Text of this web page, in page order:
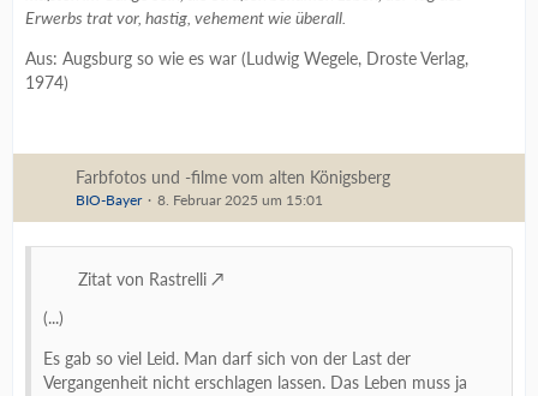
Erwerbs trat vor, hastig, vehement wie überall.
Aus: Augsburg so wie es war (Ludwig Wegele, Droste Verlag,
1974)
Farbfotos und -filme vom alten Königsberg
BIO-Bayer 8. Februar 2025 um 15:01
Zitat von Rastrelli
(...)
Es gab so viel Leid. Man darf sich von der Last der
Vergangenheit nicht erschlagen lassen. Das Leben muss ja